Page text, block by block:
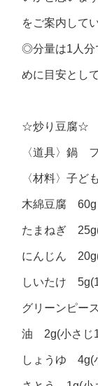
をご案内して
◎分量は1人分
めに目安とし
☆炒り豆腐☆
〈道具〉鍋
〈材料〉子ど
木綿豆腐 60g
たまねぎ
にんじん
しいたけ
グリーンピー
油 2g(小さじ
しょうゆ 4g(